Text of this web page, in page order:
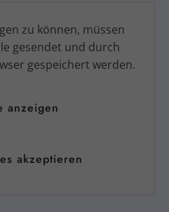
zu können, müssen
gesendet und durch
gespeichert werden.